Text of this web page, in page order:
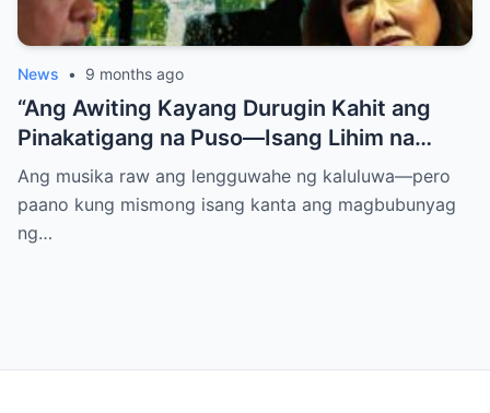
News • 9 months ago
“Ang Awiting Kayang Durugin Kahit ang
Pinakatigang na Puso—Isang Lihim na
Himig na Maglalantad ng Sakit,
Pagkakawatak, at mga Kapatid na
Nakalimot Magmahal
Ang musika raw ang lengguwahe ng kaluluwa—pero
paano kung mismong isang kanta ang magbubunyag
ng…